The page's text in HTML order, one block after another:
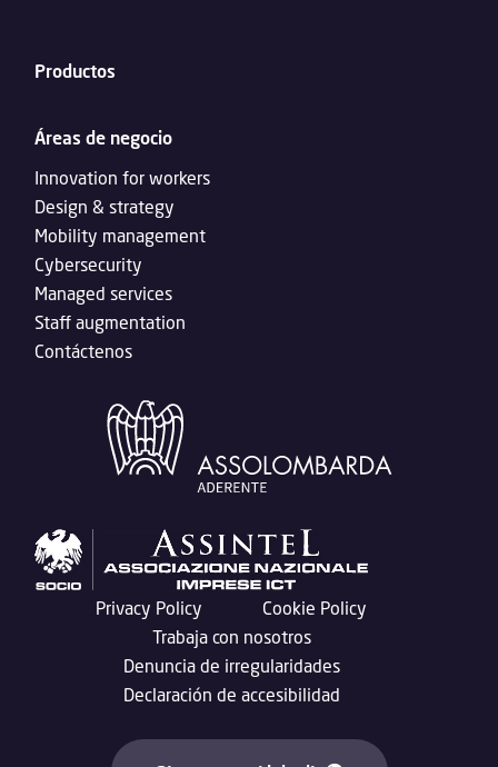
Productos
Áreas de negocio
Innovation for workers
Design & strategy
Mobility management
Cybersecurity
Managed services
Staff augmentation
Contáctenos
Privacy Policy
Cookie Policy
Trabaja con nosotros
Denuncia de irregularidades
Declaración de accesibilidad